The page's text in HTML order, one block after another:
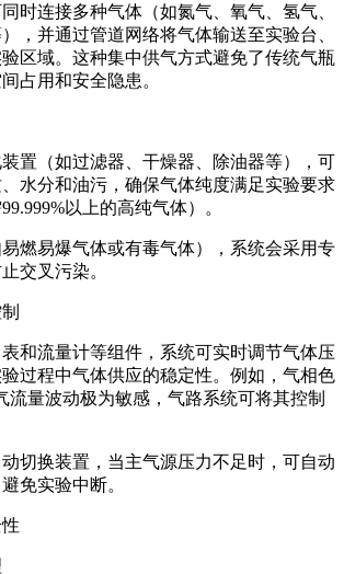
时连接多种气体（如氮气、氧气、氢气、
，并通过管道网络将气体输送至实验台、
区域。这种集中供气方式避免了传统气瓶
占用和安全隐患。
置（如过滤器、干燥器、除油器等），可
水分和油污，确保气体纯度满足实验要求
以上的高纯气体）。
燃易爆气体或有毒气体），系统会采用专
交叉污染。
和流量计等组件，系统可实时调节气体压
过程中气体供应的稳定性。例如，气相色
流量波动极为敏感，气路系统可将其控制
切换装置，当主气源压力不足时，可自动
免实验中断。